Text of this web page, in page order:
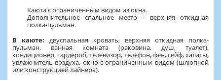
Каюта с ограниченным видом из окна.
Дополнительное спальное место – верхняя откидная
полка-пульман.
В каюте: двуспальная кровать, верхняя откидная полка-
пульман, ванная комната (раковина, душ, туалет),
кондиционер, гардероб, телевизор, телефон, фен, сейф, халаты,
увлажнитель воздуха, окно с ограниченным видом (шлюпкой
или конструкцией лайнера).